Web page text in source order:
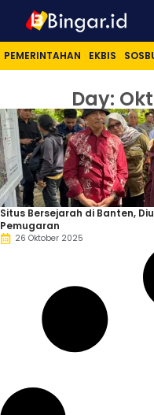
PEMERINTAHAN EKBIS
Day:
Situs Bersejarah di Banten,
Pemugaran
26 Oktober 2025